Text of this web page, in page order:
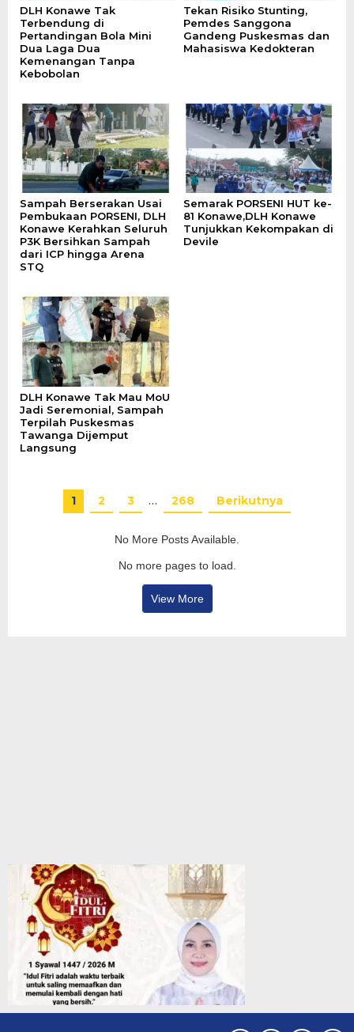
DLH Konawe Tak
Terbendung di
Pertandingan Bola Mini
Dua Laga Dua
Kemenangan Tanpa
Kebobolan
Tekan Risiko Stunting,
Pemdes Sanggona
Gandeng Puskesmas dan
Mahasiswa Kedokteran
Sampah Berserakan Usai
Pembukaan PORSENI, DLH
Konawe Kerahkan Seluruh
P3K Bersihkan Sampah
dari ICP hingga Arena
STQ
Semarak PORSENI HUT ke-
81 Konawe,DLH Konawe
Tunjukkan Kekompakan di
Devile
DLH Konawe Tak Mau MoU
Jadi Seremonial, Sampah
Terpilah Puskesmas
Tawanga Dijemput
Langsung
1 2 3 … 268 Berikutnya
No More Posts Available.
No more pages to load.
View More